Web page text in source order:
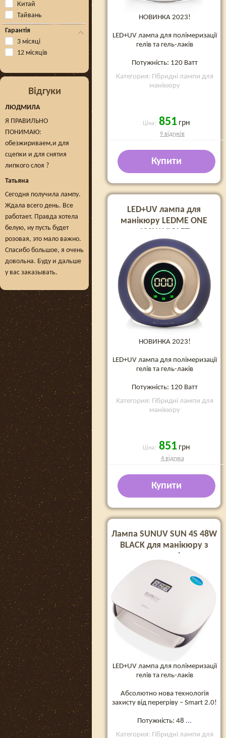
Китай
Тайвань
Гарантія
3 місяці
12 місяців
Відгуки
ЛЮДМИЛА
Я ПРАВИЛЬНО
ПОНИМАЮ:
обезжириваем,и для
сцепки и для снятия
липкого слоя ?
Татьяна
Сегодня получила лампу.
Ждала всего день. Все
работает. Правда хотела
белую, ну пусть будет
розовая, это мало важно.
Спасибо большое, я очень
довольна. Буду и дальше
у вас заказывать.
НОВИНКА 2023!
LED+UV лампа для полімеризації
гелів та гель-лаків
Потужність: 120 Ватт
Категория: Гібридні лампи для
манікюру
Ціна: 851 грн
9 відгуків
Купити
LED+UV лампа для
манікюру LEDME ONE
120W VIOLET
НОВИНКА 2023!
LED+UV лампа для полімеризації
гелів та гель-лаків
Потужність: 120 Ватт
Категория: Гібридні лампи для
манікюру
Ціна: 851 грн
4 відгука
Купити
Лампа SUNUV SUN 4S 48W
BLACK для манікюру з
кварцевими діодами
(Оригінал)
LED+UV лампа для полімеризації
гелів та гель-лаків
Абсолютно нова технологія
захисту від перегріву – Smart 2.0!
Потужність: 48 ...
Категория: Гібридні лампи для